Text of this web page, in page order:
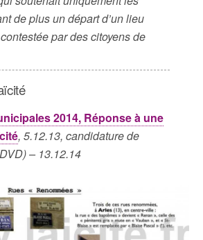
de plus un départ d’un lieu
par des citoyens de
2014, Réponse à une
, 5.12.13, candidature de
– 13.12.14